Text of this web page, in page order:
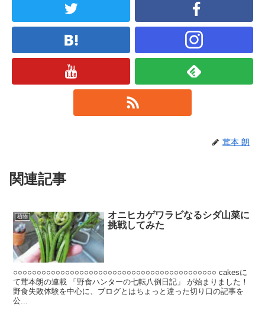
茸本 朗
関連記事
植物
オニヒカゲワラビなるシダ山菜に
挑戦してみた
○○○○○○○○○○○○○○○○○○○○○○○○○○○○○○○○○○○○○○○○○○○ cakesに
て茸本朗の連載 「野食ハンターの七転八倒日記」 が始まりました！
野食失敗体験を中心に、ブログとはちょっと違った切り口の記事を
公...